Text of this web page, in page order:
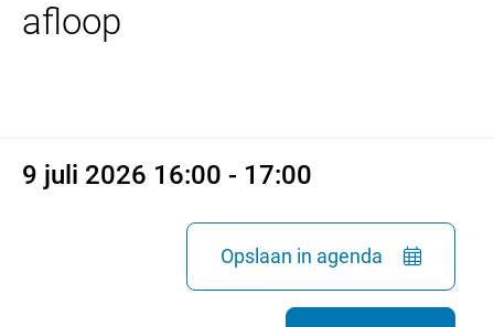
9 juli 2026 16:00 - 17:00
Opslaan in agenda